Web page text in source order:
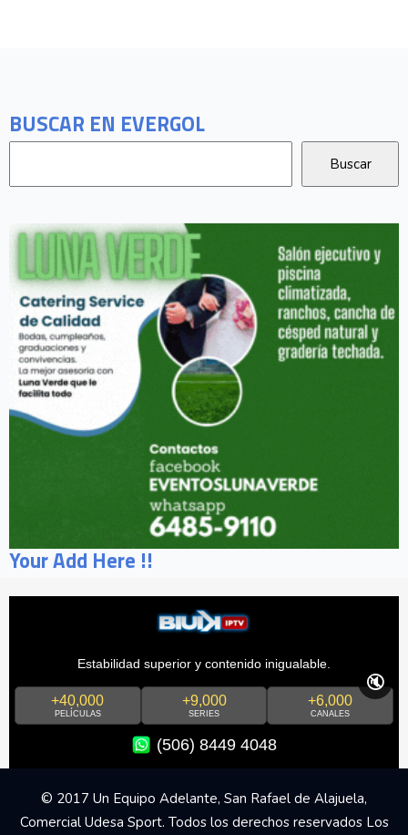
BUSCAR EN EVERGOL
Your Add Here !!
Estabilidad superior y contenido inigualable.
+40,000
PELÍCULAS
+9,000
SERIES
+6,000
CANALES
(506) 8449 4048
🔇
© 2017 Un Equipo Adelante, San Rafael de Alajuela,
Comercial Udesa Sport. Todos los derechos reservados Los